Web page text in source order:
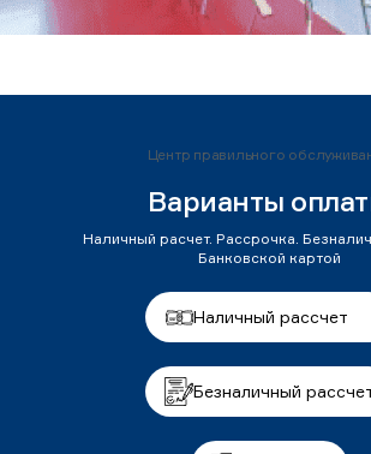
Центр правильного
Варианты
Наличный расчет. Рассрочка.
Банковской картой
Наличный рассчет
Безналичный